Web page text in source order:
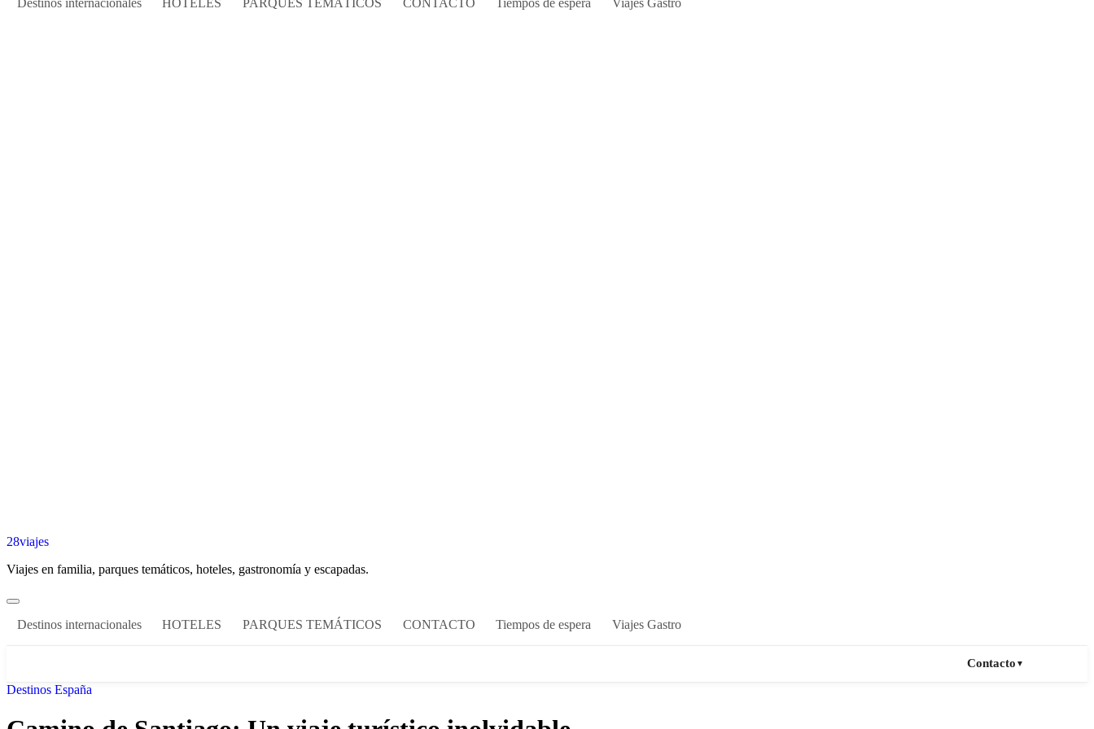
28viajes
Viajes en familia, parques temáticos, hoteles, gastronomía y escapadas.
Destinos internacionales HOTELES PARQUES TEMÁTICOS CONTACTO Tiempos de espera Viajes Gastro
Contacto ▼
Destinos España